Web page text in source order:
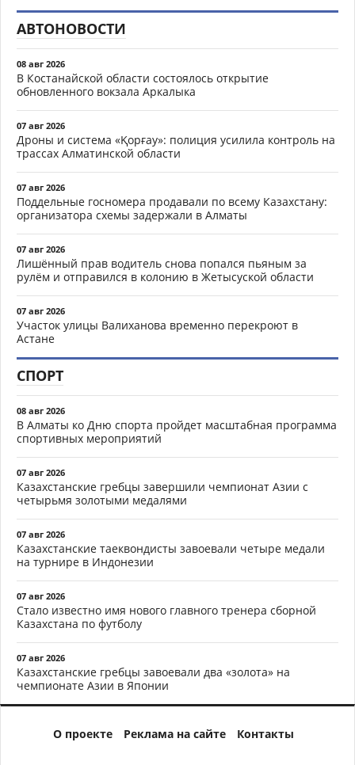
АВТОНОВОСТИ
08 авг 2026
В Костанайской области состоялось открытие
обновленного вокзала Аркалыка
07 авг 2026
Дроны и система «Қорғау»: полиция усилила контроль на
трассах Алматинской области
07 авг 2026
Поддельные госномера продавали по всему Казахстану:
организатора схемы задержали в Алматы
07 авг 2026
Лишённый прав водитель снова попался пьяным за
рулём и отправился в колонию в Жетысуской области
07 авг 2026
Участок улицы Валиханова временно перекроют в
Астане
СПОРТ
08 авг 2026
В Алматы ко Дню спорта пройдет масштабная программа
спортивных мероприятий
07 авг 2026
Казахстанские гребцы завершили чемпионат Азии с
четырьмя золотыми медалями
07 авг 2026
Казахстанские таеквондисты завоевали четыре медали
на турнире в Индонезии
07 авг 2026
Стало известно имя нового главного тренера сборной
Казахстана по футболу
07 авг 2026
Казахстанские гребцы завоевали два «золота» на
чемпионате Азии в Японии
О проекте Реклама на сайте Контакты